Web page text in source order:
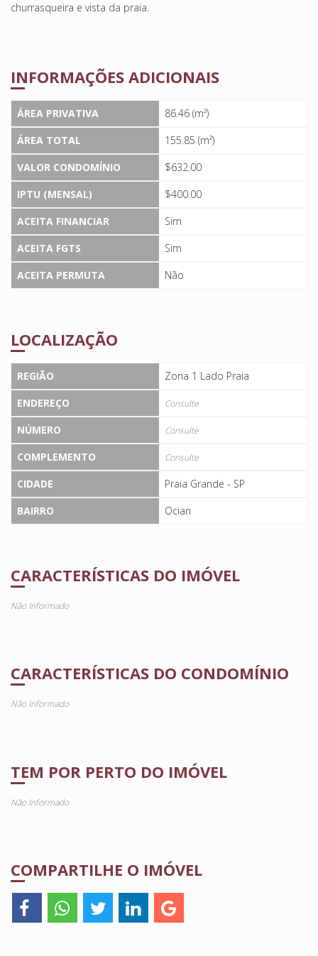
churrasqueira e vista da praia.
INFORMAÇÕES ADICIONAIS
ÁREA PRIVATIVA
86.46 (m²)
ÁREA TOTAL
155.85 (m²)
VALOR CONDOMÍNIO
$632.00
IPTU (MENSAL)
$400.00
ACEITA FINANCIAR
Sim
ACEITA FGTS
Sim
ACEITA PERMUTA
Não
LOCALIZAÇÃO
REGIÃO
Zona 1 Lado Praia
ENDEREÇO
Consulte
NÚMERO Consulte
COMPLEMENTO Consulte
CIDADE
Praia Grande - SP
BAIRRO
Ocian
CARACTERÍSTICAS DO IMÓVEL
Não Informado
CARACTERÍSTICAS DO CONDOMÍNIO
Não Informado
TEM POR PERTO DO IMÓVEL
Não Informado
COMPARTILHE O IMÓVEL